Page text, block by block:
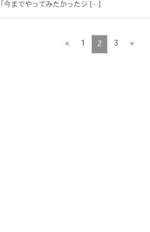
「今までやってみたかったジ […]
«
ペ
1
ペ
ー
2
ペ
3 »